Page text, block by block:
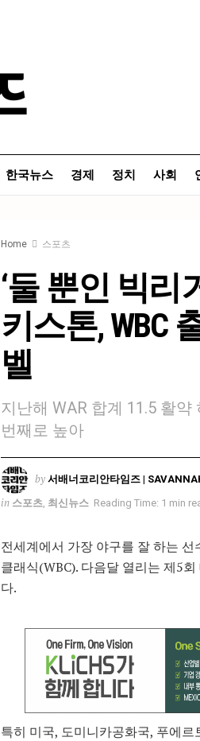
한국뉴스 경제 정치 사회
Home 스포츠
‘둘 뿐인 빅리
키스톤, WBC
벨
지난해 WAR 합계 11.5 활
번째로 높아
by 서배너코리안타임즈 |
in 스포츠 최신뉴스 Reading Time: 1 min
전세계에서 가장 야구를 잘 하는 선
클래식(WBC). 다음달 열리는 제5
다.
특히 미국, 도미니카공화국, 푸에